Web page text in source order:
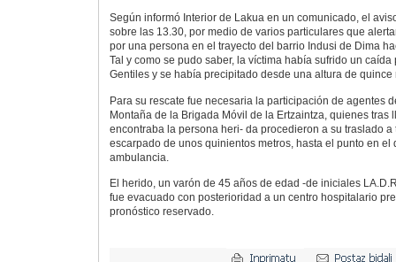
Según informó Interior de Lakua en un comunicado, el
sobre las 13.30, por medio de varios particulares que
por una persona en el trayecto del barrio Indusi de Dima
Tal y como se pudo saber, la víctima había sufrido un
Gentiles y se había precipitado desde una altura de quince
Para su rescate fue necesaria la participación de agentes
Montaña de la Brigada Móvil de la Ertzaintza, quienes tras
encontraba la persona heri- da procedieron a su traslado a
escarpado de unos quinientos metros, hasta el punto en el
ambulancia.
El herido, un varón de 45 años de edad -de iniciales
fue evacuado con posterioridad a un centro hospitalario
pronóstico reservado.